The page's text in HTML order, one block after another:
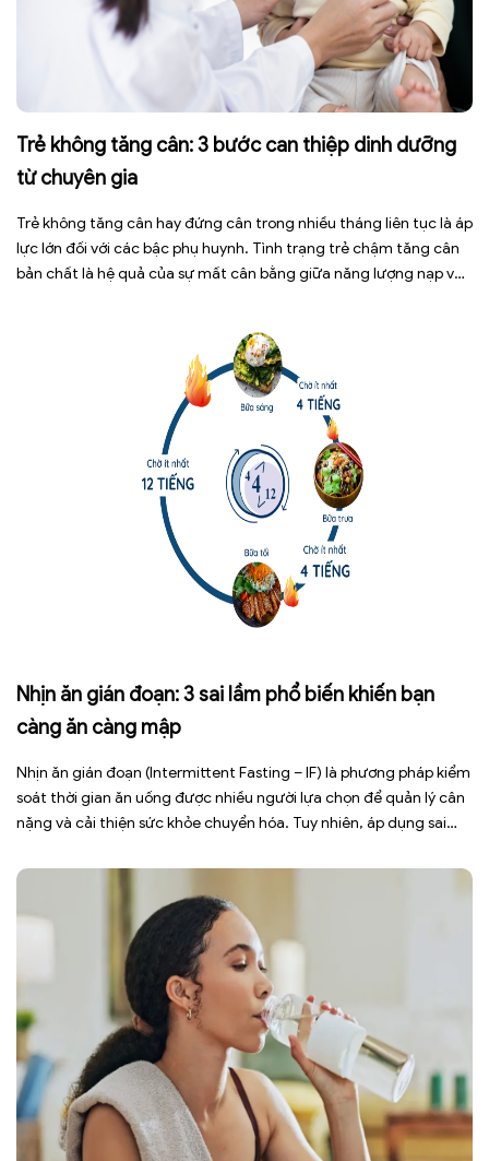
Trẻ không tăng cân: 3 bước can thiệp dinh dưỡng
từ chuyên gia
Trẻ không tăng cân hay đứng cân trong nhiều tháng liên tục là áp
lực lớn đối với các bậc phụ huynh. Tình trạng trẻ chậm tăng cân
bản chất là hệ quả của sự mất cân bằng giữa năng lượng nạp vào
Nhịn ăn gián đoạn: 3 sai lầm phổ biến khiến bạn
càng ăn càng mập
Nhịn ăn gián đoạn (Intermittent Fasting – IF) là phương pháp kiểm
soát thời gian ăn uống được nhiều người lựa chọn để quản lý cân
nặng và cải thiện sức khỏe chuyển hóa. Tuy nhiên, áp dụng sai
sức, mất cơ […]